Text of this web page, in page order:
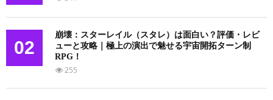
02
崩壊：スターレイル（スタレ）は面白い？評価・レビ
ューと攻略｜極上の演出で魅せる宇宙開拓ターン制
RPG！
255